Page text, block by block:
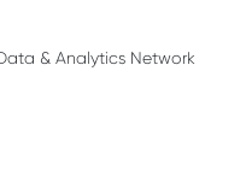
& Analytics Network